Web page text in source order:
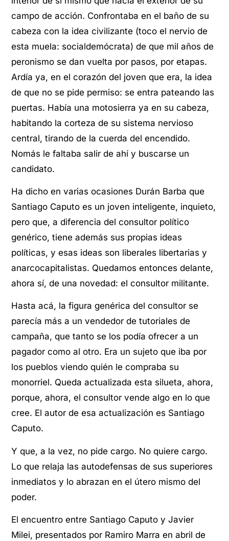
campo de acción. Confrontaba en el baño de su
cabeza con la idea civilizante (toco el nervio de
esta muela: socialdemócrata) de que mil años de
peronismo se dan vuelta por pasos, por etapas.
Ardía ya, en el corazón del joven que era, la idea
de que no se pide permiso: se entra pateando las
puertas. Había una motosierra ya en su cabeza,
habitando la corteza de su sistema nervioso
central, tirando de la cuerda del encendido.
Nomás le faltaba salir de ahí y buscarse un
candidato.
Ha dicho en varias ocasiones Durán Barba que
Santiago Caputo es un joven inteligente, inquieto,
pero que, a diferencia del consultor político
genérico, tiene además sus propias ideas
políticas, y esas ideas son liberales libertarias y
anarcocapitalistas. Quedamos entonces delante,
ahora sí, de una novedad: el consultor militante.
Hasta acá, la figura genérica del consultor se
parecía más a un vendedor de tutoriales de
campaña, que tanto se los podía ofrecer a un
pagador como al otro. Era un sujeto que iba por
los pueblos viendo quién le compraba su
monorriel. Queda actualizada esta silueta, ahora,
porque, ahora, el consultor vende algo en lo que
cree. El autor de esa actualización es Santiago
Caputo.
Y que, a la vez, no pide cargo. No quiere cargo.
Lo que relaja las autodefensas de sus superiores
inmediatos y lo abrazan en el útero mismo del
poder.
El encuentro entre Santiago Caputo y Javier
Milei, presentados por Ramiro Marra en abril de